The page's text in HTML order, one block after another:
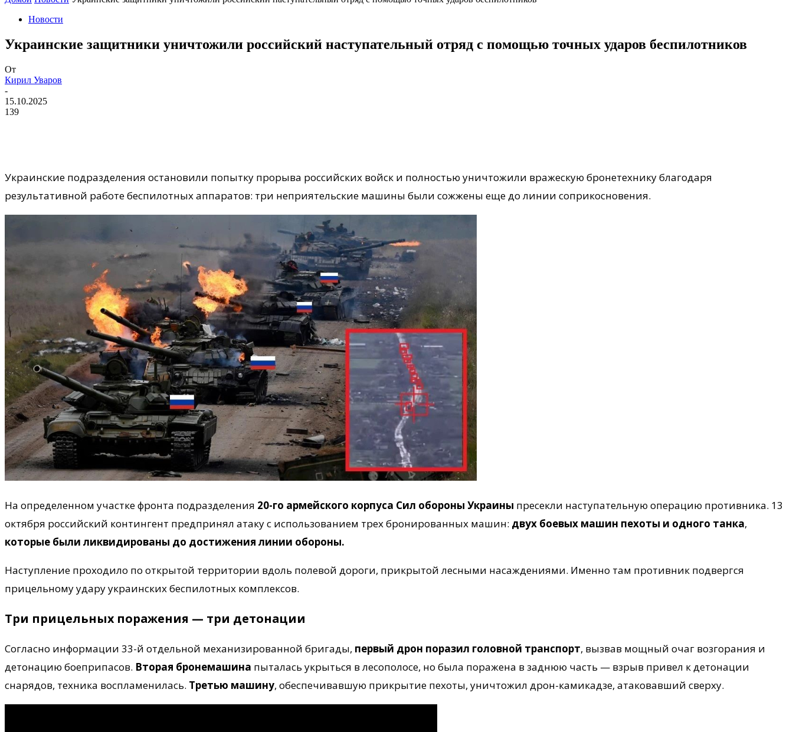
Новости
Украинские защитники уничтожили российский наступательный отряд с помощью точных ударов беспилотников
От
Кирил Уваров
-
15.10.2025
139
Украинские подразделения остановили попытку прорыва российских войск и полностью уничтожили вражескую бронетехнику благодаря
результативной работе беспилотных аппаратов: три неприятельские машины были сожжены еще до линии соприкосновения.
На определенном участке фронта подразделения 20-го армейского корпуса Сил обороны Украины пресекли наступательную операцию противника. 13
октября российский контингент предпринял атаку с использованием трех бронированных машин: двух боевых машин пехоты и одного танка,
которые были ликвидированы до достижения линии обороны.
Наступление проходило по открытой территории вдоль полевой дороги, прикрытой лесными насаждениями. Именно там противник подвергся
прицельному удару украинских беспилотных комплексов.
Три прицельных поражения — три детонации
Согласно информации 33-й отдельной механизированной бригады, первый дрон поразил головной транспорт, вызвав мощный очаг возгорания и
детонацию боеприпасов. Вторая бронемашина пыталась укрыться в лесополосе, но была поражена в заднюю часть — взрыв привел к детонации
снарядов, техника воспламенилась. Третью машину, обеспечивавшую прикрытие пехоты, уничтожил дрон-камикадзе, атаковавший сверху.